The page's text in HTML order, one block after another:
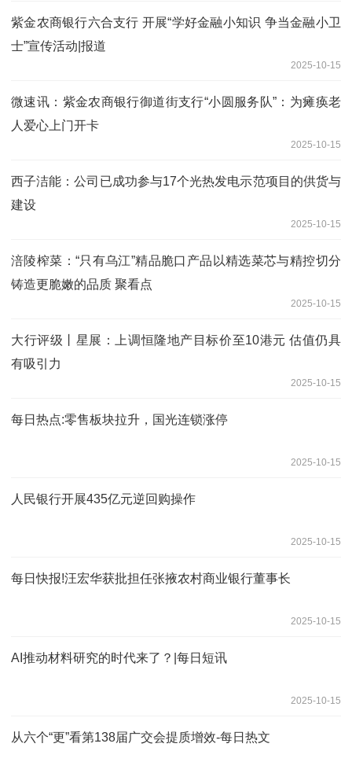
紫金农商银行六合支行 开展“学好金融小知识 争当金融小卫
士”宣传活动|报道
2025-10-15
微速讯：紫金农商银行御道街支行“小圆服务队”：为瘫痪老
人爱心上门开卡
2025-10-15
西子洁能：公司已成功参与17个光热发电示范项目的供货与
建设
2025-10-15
涪陵榨菜：“只有乌江”精品脆口产品以精选菜芯与精控切分
铸造更脆嫩的品质 聚看点
2025-10-15
大行评级丨星展：上调恒隆地产目标价至10港元 估值仍具
有吸引力
2025-10-15
每日热点:零售板块拉升，国光连锁涨停
2025-10-15
人民银行开展435亿元逆回购操作
2025-10-15
每日快报!汪宏华获批担任张掖农村商业银行董事长
2025-10-15
AI推动材料研究的时代来了？|每日短讯
2025-10-15
从六个“更”看第138届广交会提质增效-每日热文